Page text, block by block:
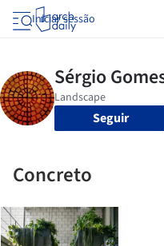
Iniciar sessão
Seguir
Concreto